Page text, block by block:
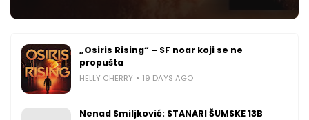
„Osiris Rising“ – SF noar koji se ne
propušta
HELLY CHERRY 19 DAYS AGO
Nenad Smiljković: STANARI ŠUMSKE 13B